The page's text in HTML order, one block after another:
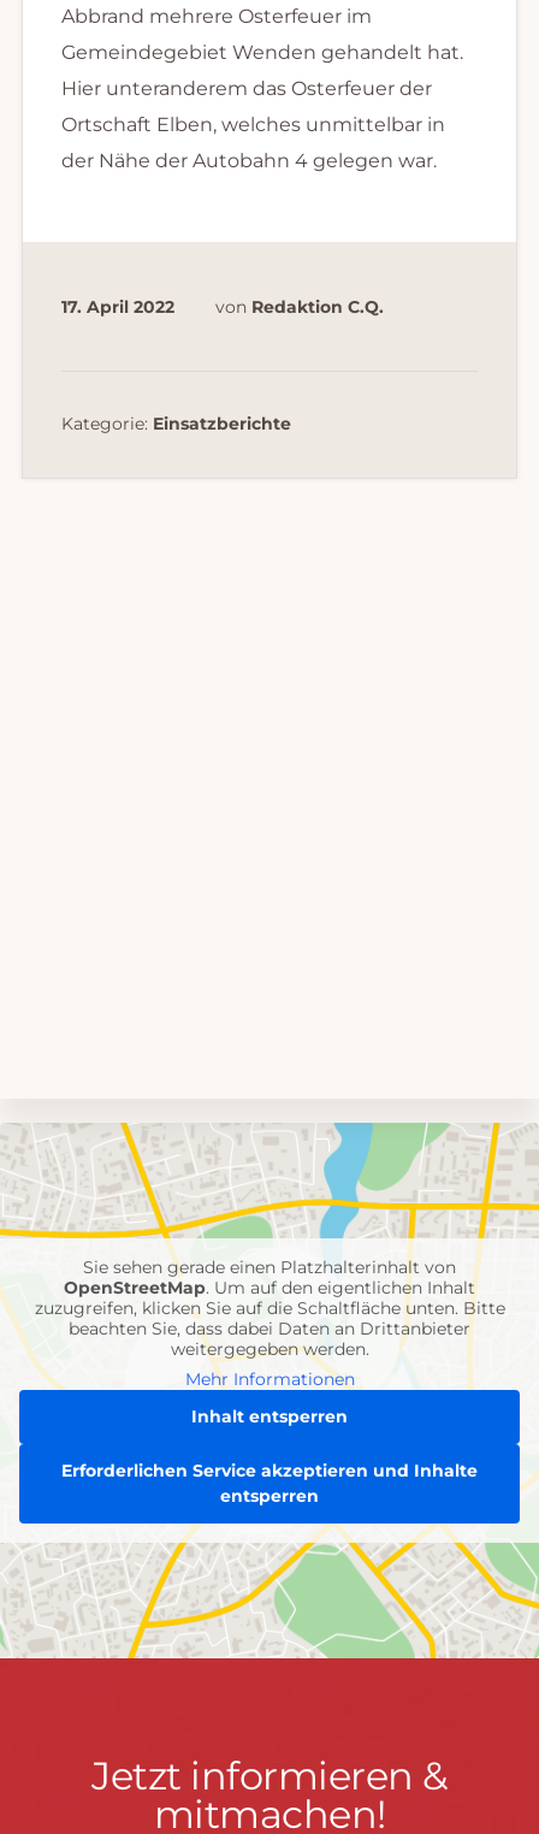
Abbrand mehrere Osterfeuer im
Gemeindegebiet Wenden gehandelt hat.
Hier unteranderem das Osterfeuer der
Ortschaft Elben, welches unmittelbar in
der Nähe der Autobahn 4 gelegen war.
17. April 2022 von Redaktion C.Q.
Kategorie: Einsatzberichte
Umgebungskarte
mit
Feuerwehr-
Einheiten
Sie sehen gerade einen Platzhalterinhalt von
OpenStreetMap. Um auf den eigentlichen Inhalt
zuzugreifen, klicken Sie auf die Schaltfläche unten. Bitte
beachten Sie, dass dabei Daten an Drittanbieter
weitergegeben werden.
Mehr Informationen
Inhalt entsperren
Erforderlichen Service akzeptieren und Inhalte
entsperren
Jetzt
informieren
Jetzt informieren &
mitmachen!